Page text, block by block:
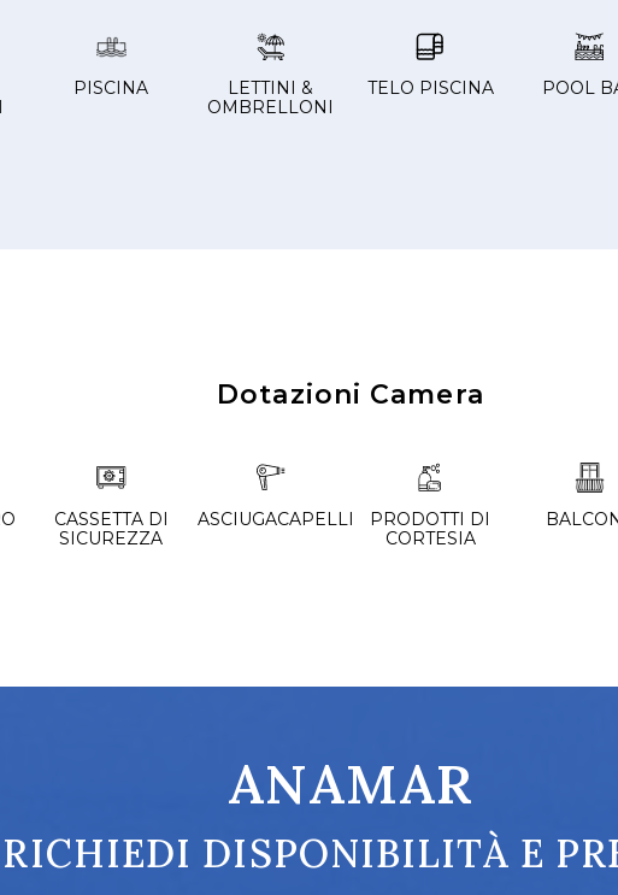
PISCINA
LETTINI &
OMBRELLONI
TELO PISCINA POOL
Dotazioni Camera
CASSETTA DI
SICUREZZA
ASCIUGACAPELLI
PRODOTTI DI
CORTESIA
ANAMAR
RICHIEDI DISPONIBILITÀ E